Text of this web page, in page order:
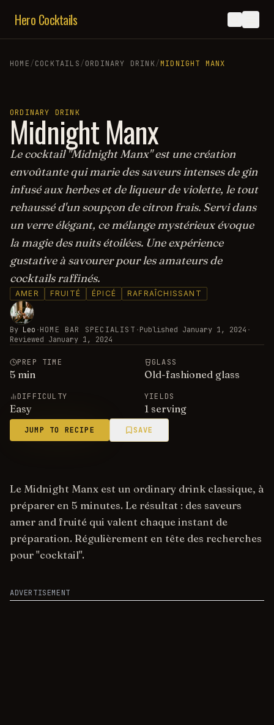
Hero Cocktails
HOME/COCKTAILS/ORDINARY DRINK/MIDNIGHT MANX
ORDINARY DRINK
Midnight Manx
Le cocktail "Midnight Manx" est une création
envoûtante qui marie des saveurs intenses de gin
infusé aux herbes et de liqueur de violette, le tout
rehaussé d'un soupçon de citron frais. Servi dans
un verre élégant, ce mélange mystérieux évoque
la magie des nuits étoilées. Une expérience
gustative à savourer pour les amateurs de
cocktails raffinés.
AMER FRUITÉ ÉPICÉ RAFRAÎCHISSANT
By Leo ·HOME BAR SPECIALIST ·Published January 1, 2024 ·
Reviewed January 1, 2024
PREP TIME
5 min
GLASS
Old-fashioned glass
DIFFICULTY
Easy
YIELDS
1 serving
JUMP TO RECIPE SAVE
Le Midnight Manx est un ordinary drink classique, à
préparer en 5 minutes. Le résultat : des saveurs
amer and fruité qui valent chaque instant de
préparation. Régulièrement en tête des recherches
pour "cocktail".
ADVERTISEMENT